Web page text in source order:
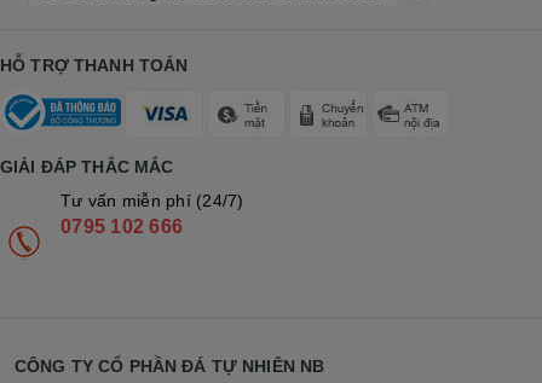
HỖ TRỢ THANH TOÁN
GIẢI ĐÁP THẮC MẮC
Tư vấn miễn phí (24/7)
0795 102 666
CÔNG TY CỔ PHẦN ĐÁ TỰ NHIÊN NB